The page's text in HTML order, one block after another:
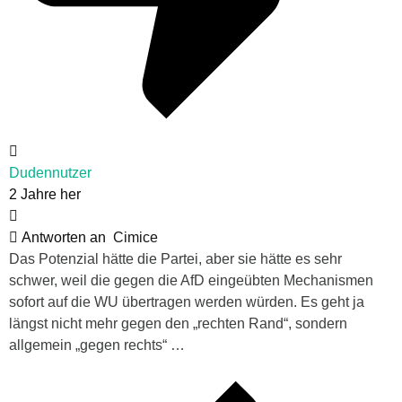
Dudennutzer
2 Jahre her
Antworten an Cimice
Das Potenzial hätte die Partei, aber sie hätte es sehr
schwer, weil die gegen die AfD eingeübten Mechanismen
sofort auf die WU übertragen werden würden. Es geht ja
längst nicht mehr gegen den „rechten Rand“, sondern
allgemein „gegen rechts“ …